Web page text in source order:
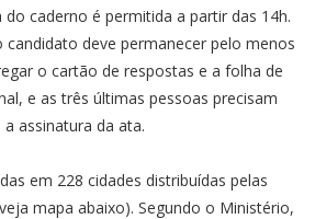
caderno é permitida a partir das 14h.
candidato deve permanecer pelo menos
o cartão de respostas e a folha de
e as três últimas pessoas precisam
assinatura da ata.
em 228 cidades distribuídas pelas
mapa abaixo). Segundo o Ministério,